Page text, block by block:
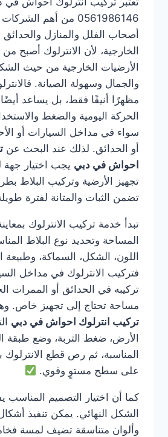
0561986146 من أهم
أصحاب الفلل والمنازل
الخارجية، لأن الانترلوك أصبح
الأرضيات الخارجية من حيث
والجمال وسهولة الصيانة.
مظهرًا أنيقًا فقط، بل يساعد
الحركة اليومية والضغط
سواء في مداخل السيارات أو
أو الحدائق. لذلك عند البحث عن
احواش في دبي يجب اختيار جهة
تجهيز الأرضية وتركيب البلاط
تضمن الثبات والمتانة لفترة
تبدأ خدمة تركيب الانترلوك
المساحة وتحديد نوع البلاط
اللون، الشكل، السماكة، وطبيعة
فتركيب الانترلوك في مداخل
تركيبه في الحدائق أو الممرات
مساحة تحتاج إلى تجهيز خاص.
تركيب انترلوك احواش في دبي
الأرض، ضغط التربة، وضع طبقة
المناسبة، ثم رص قطع
على سطح مستوٍ وقوي.
كما أن اختيار التصميم المناسب
الشكل النهائي. يمكن تنفيذ
وألوان متناسقة تضيف لمسة